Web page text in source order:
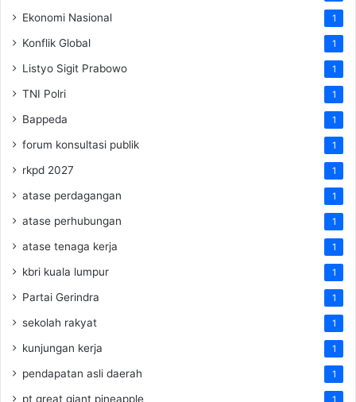
Ekonomi Nasional 1
Konflik Global 1
Listyo Sigit Prabowo 1
TNI Polri 1
Bappeda 1
forum konsultasi publik 1
rkpd 2027 1
atase perdagangan 1
atase perhubungan 1
atase tenaga kerja 1
kbri kuala lumpur 1
Partai Gerindra 1
sekolah rakyat 1
kunjungan kerja 1
pendapatan asli daerah 1
pt great giant pineapple